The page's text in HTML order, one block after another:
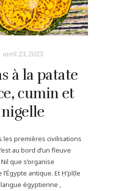
avril 23, 2023
à la patate
cumin et
nigelle
les premières civilisations
au bord d’un fleuve
que s’organise
l’Égypte antique. Et Ḥ’pī(le
égyptienne ,